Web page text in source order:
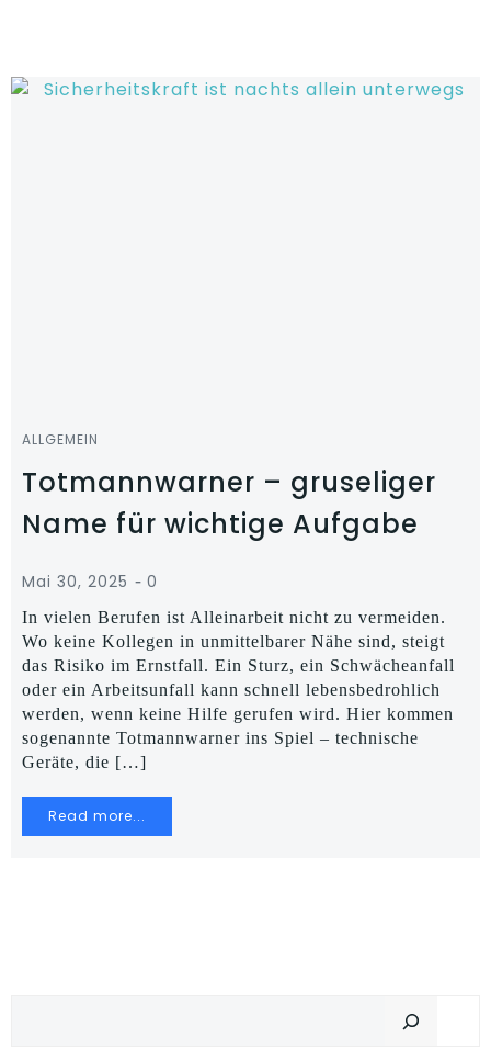
ALLGEMEIN
Totmannwarner – gruseliger
Name für wichtige Aufgabe
Mai 30, 2025 - 0
In vielen Berufen ist Alleinarbeit nicht zu vermeiden.
Wo keine Kollegen in unmittelbarer Nähe sind, steigt
das Risiko im Ernstfall. Ein Sturz, ein Schwächeanfall
oder ein Arbeitsunfall kann schnell lebensbedrohlich
werden, wenn keine Hilfe gerufen wird. Hier kommen
sogenannte Totmannwarner ins Spiel – technische
Geräte, die […]
Read more...